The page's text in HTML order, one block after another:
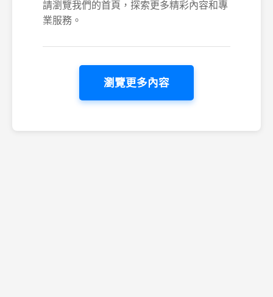
請瀏覽我們的首頁，探索更多精彩內容和專
業服務。
瀏覽更多內容